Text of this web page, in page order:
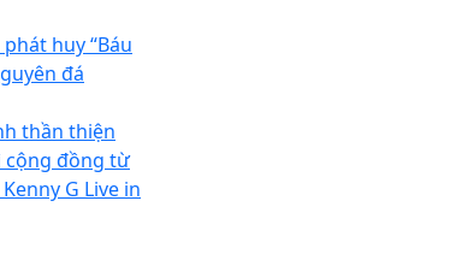
huy “Báu
đá
thần thiện
cộng đồng từ
G Live in